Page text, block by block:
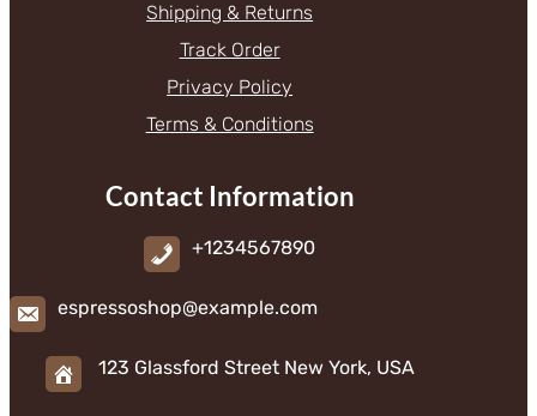
Shipping & Returns
Track Order
Privacy Policy
Terms & Conditions
Contact Information
+1234567890
espressoshop@example.com
123 Glassford Street New York, USA